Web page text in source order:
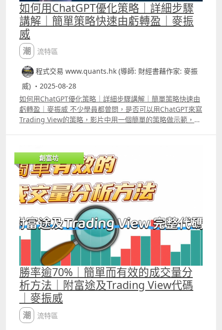
如何用ChatGPT優化策略｜詳細步驟
講解｜簡單策略快速由虧轉盈｜麥振
威
潮流特區
程式交易 www.quants.hk (導師: 財經書藉作家: 麥振
威) ・2025-08-28
如何用ChatGPT優化策略｜詳細步驟講解｜簡單策略快速由
虧轉盈｜麥振威 不少學員都曾問，是否可以用ChatGPT來寫
Trading View的策略，影片中用一個簡單的策略做示範，讓
它能替你短時間內分析大量數據，例如分析策略中的入市訊
號在那個時段的勝率最高等等。透過這些分析結果來優化策
略，效果必定比直接要求它給你策略代碼更好。
_____________________________________________________________
_________________________ Patreon 會員可選策略可自行
backtest及autotrade 1 ICT策略改良版_美期版本 YouTube
httpswww.youtube.comwatchv=_k16D3moiugamp;t=5s
Backtest Report
httpswww.tradingview.comscriptNJDkHQ5oICT%E7%AD
%96%E7%95%A5%E6%94%B9%E8%89%AF%E7%89%88
2%E7%BE%8E%E6%9C%9F%E7%89%8810 2 ICT 策略改
良版_美股及ETF版本 YouTube介紹影片
httpsyoutu.be4YzpHdt73NEsi=UV7Pzztp1Ii_rfG Backtest
Report
httpswww.tradingview.comscriptK3wgWwILICT%E7%A
D%96%E7%95%A5%E6%94%B9%E8%89%AF%E7%89%8
創富坊
勝率逾70%｜簡單而有效的成交量分
析方法｜附富途及Trading View代碼
｜麥振威
潮流特區